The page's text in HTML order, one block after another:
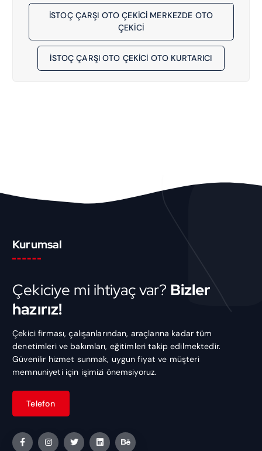
İSTOÇ ÇARŞI OTO ÇEKİCİ MERKEZDE OTO
ÇEKICI
İSTOÇ ÇARŞI OTO ÇEKİCİ OTO KURTARICI
Kurumsal
Çekiciye mi ihtiyaç var? Bizler
hazırız!
Çekici firması, çalışanlarından, araçlarına kadar tüm
denetimleri ve bakımları, eğitimleri takip edilmektedir.
Güvenilir hizmet sunmak, uygun fiyat ve müşteri
memnuniyeti için işimizi önemsiyoruz.